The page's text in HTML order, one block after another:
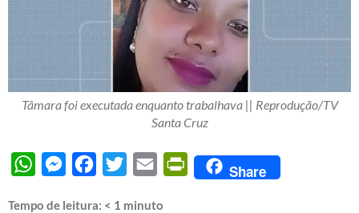
Tâmara foi executada enquanto trabalhava || Reprodução/TV
Santa Cruz
WhatsAppMessengerFacebook
Twitter Email PrintFriendly
Share
Tempo de leitura: < 1 minuto